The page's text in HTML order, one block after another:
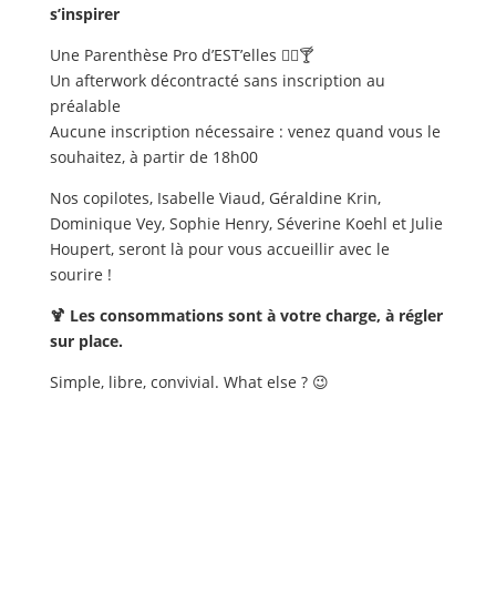
s’inspirer
Une Parenthèse Pro d’EST’elles 👯‍♀️🍸
Un afterwork décontracté sans inscription au
préalable
Aucune inscription nécessaire : venez quand vous le
souhaitez, à partir de 18h00
Nos copilotes, Isabelle Viaud, Géraldine Krin,
Dominique Vey, Sophie Henry, Séverine Koehl et Julie
Houpert, seront là pour vous accueillir avec le
sourire !
🍹 Les consommations sont à votre charge, à régler
sur place.
Simple, libre, convivial. What else ? 😉